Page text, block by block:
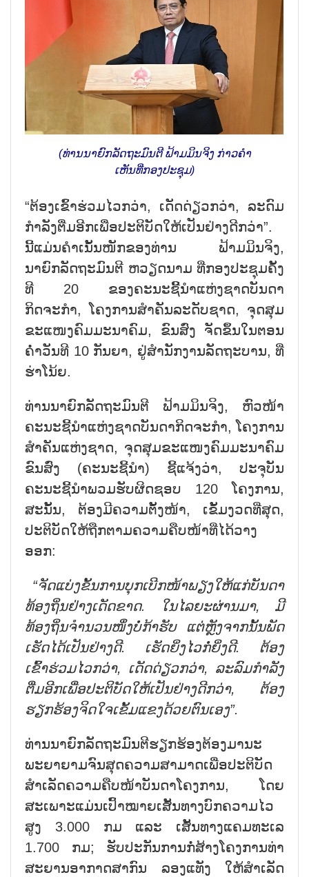
(ທ່ານນາຍົກລັດຖະມົນຕີ ຟ້າມມິນຈິງ ກ່າວຄຳ
ເຫັນທີ່ກອງປະຊຸມ)
“ຕ້ອງເຂົ້າຮ່ວມໄວກວ່າ, ເດັດດ່ຽວກວ່າ, ລະດົມ
ກຳລັງຕື່ມອີກເພື່ອປະຕິບັດໃຫ້ເປັນຢ່າງດີກວ່າ”.
ນີ້ແມ່ນຄຳເນັ້ນໜັກຂອງທ່ານ ຟ້າມມິນຈິງ,
ນາຍົກລັດຖະມົນຕີ ຫວຽດນາມ ທີ່ກອງປະຊຸມຄັ້ງ
ທີ 20 ຂອງຄະນະຊີ້ິ້ນຳແຫ່ງຊາດບັນດາ
ກິດຈະກຳ, ໂຄງການສຳຄັນລະດັບຊາດ, ຈຸດສຸມ
ຂະແໜງຄົມມະນາຄົມ, ຂົນສົ່ງ ຈັດຂຶ້ນໃນຕອນ
ຄ່ຳວັນທີ 10 ກັນຍາ, ຢູ່ສຳນັກງານລັດຖະບານ, ທີ່
ຮ່າໂນ້ຍ.
ທ່ານນາຍົກລັດຖະມົນຕີ ຟ້າມມິນຈິງ, ຫົວໜ້າ
ຄະນະຊີ້ນຳແຫ່ງຊາດບັນດາກິດຈະກຳ, ໂຄງການ
ສຳຄັນແຫ່ງຊາດ, ຈຸດສຸມຂະແໜງຄົມມະນາຄົມ
ຂົນສົ່ງ (ຄະນະຊີ້ນຳ) ຊີ້ແຈ້ງວ່າ, ປະຈຸບັນ
ຄະນະຊີ້ນຳພວມຮັບຜິດຊອບ 120 ໂຄງການ,
ສະນັ້ນ, ຕ້ອງມີຄວາມຕັ້ງໜ້າ, ເຂັ້ມງວດທີ່ສຸດ,
ປະຕິບັດໃຫ້ຖືກຕາມຄວາມຄືບໜ້າທີ່ໄດ້ວາງ
ອອກ:
“ຈັດແບ່ງຂັ້ນການບຸກເບີກໜ້າພຽງໃຫ້ແກ່ບັນດາ
ທ້ອງຖິ່ນຢ່າງເດັດຂາດ. ໃນໄລຍະຜ່ານມາ, ມີ
ທ້ອງຖິ່ນຈຳນວນໜຶ່ງບໍ່ກ້າຮັບ ແຕ່ຫຼັງຈາກນັ້ນພັດ
ເຮັດໄດ້ເປັນຢ່າງດີ. ເຮັດຍິ່ງໄວກໍ່ຍິ່ງດີ. ຕ້ອງ
ເຂົ້າຮ່ວມໄວກວ່າ, ເດັດດ່ຽວກວ່າ, ລະລົມກຳລັງ
ຕື່ມອີກເພື່ອປະຕິບັດໃຫ້ເປັນຢ່າງດີກວ່າ, ຕ້ອງ
ຮຽກຮ້ອງຈິດໃຈເຂັ້ມແຂງດ້ວຍຕົນເອງ”.
ທ່ານນາຍົກລັດຖະມົນຕີຮຽກຮ້ອງຕ້ອງມານະ
ພະຍາຍາມຈົນສຸດຄວາມສາມາດເພື່ອປະຕິບັດ
ສຳເລັດຄວາມຄືບໜ້າບັນດາໂຄງການ, ໂດຍ
ສະເພາະແມ່ນເປົ້າໝາຍເສັ້ນທາງບົກຄວາມໄວ
ສູງ 3.000 ກມ ແລະ ເສັ້ນທາງແຄມທະເລ
1.700 ກມ; ຮັບປະກັນການກໍ່ສ້າງໂຄງການທ່າ
ສະຍານອາກາດສາກົນ ລອງແທັງ ໃຫ້ສຳເລັດ